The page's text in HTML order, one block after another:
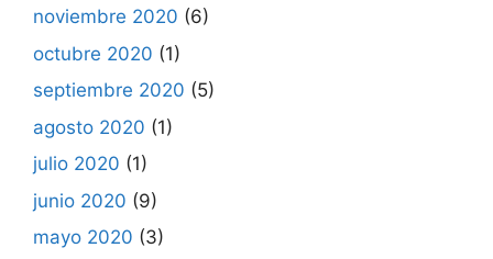
noviembre 2020 (6)
octubre 2020 (1)
septiembre 2020 (5)
agosto 2020 (1)
julio 2020 (1)
junio 2020 (9)
mayo 2020 (3)